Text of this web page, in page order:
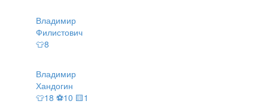
Владимир
Филистович
👕8
Владимир
Хандогин
👕18 ⚽10 🟨1